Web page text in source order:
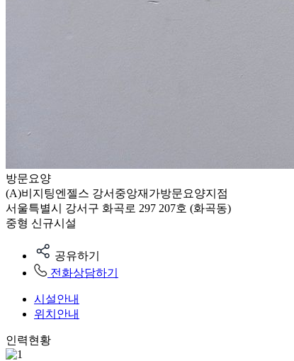
방문요양
(A)비지팅엔젤스 강서중앙재가방문요양지점
서울특별시 강서구 화곡로 297 207호 (화곡동)
중형 신규시설
공유하기
전화상담하기
시설안내
위치안내
인력현황